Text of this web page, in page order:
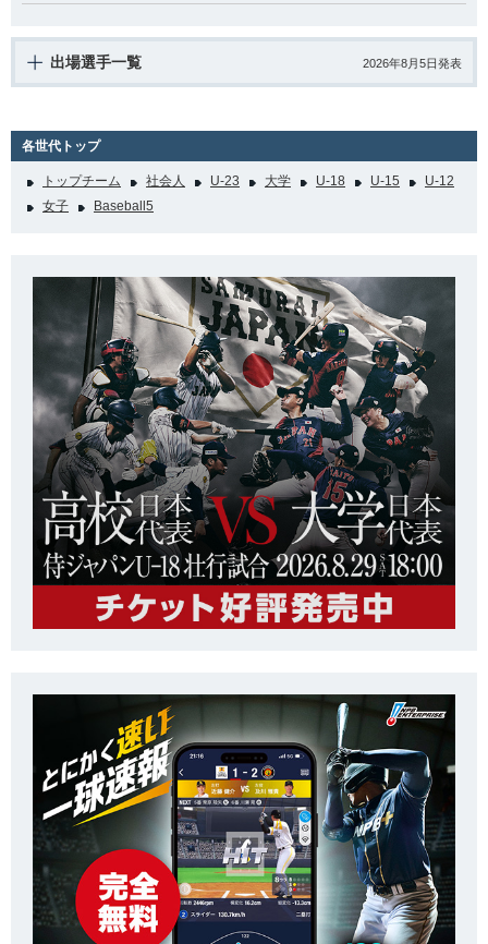
出場選手一覧 2026年8月5日発表
各世代トップ
トップチーム 社会人 U-23 大学 U-18 U-15
U-12
女子
Baseball5